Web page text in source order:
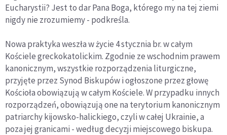
Eucharystii? Jest to dar Pana Boga, którego my na tej ziemi
nigdy nie zrozumiemy - podkreśla.
Nowa praktyka weszła w życie 4 stycznia br. w całym
Kościele greckokatolickim. Zgodnie ze wschodnim prawem
kanonicznym, wszystkie rozporządzenia liturgiczne,
przyjęte przez Synod Biskupów i ogłoszone przez głowę
Kościoła obowiązują w całym Kościele. W przypadku innych
rozporządzeń, obowiązują one na terytorium kanonicznym
patriarchy kijowsko-halickiego, czyli w całej Ukrainie, a
poza jej granicami - według decyzji miejscowego biskupa.